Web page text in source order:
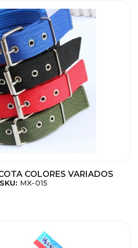
COLORES VARIADOS
SKU: MX-015